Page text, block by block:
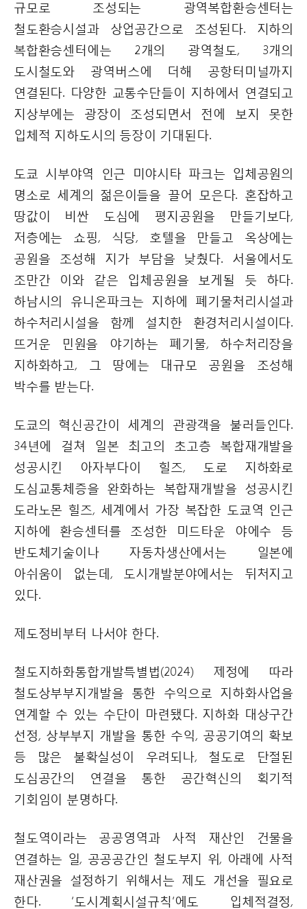
규모로 조성되는 광역복합환승센터는
철도환승시설과 상업공간으로 조성된다. 지하의
복합환승센터에는 2개의 광역철도, 3개의
도시철도와 광역버스에 더해 공항터미널까지
연결된다. 다양한 교통수단들이 지하에서 연결되고
지상부에는 광장이 조성되면서 전에 보지 못한
입체적 지하도시의 등장이 기대된다.
도쿄 시부야역 인근 미야시타 파크는 입체공원의
명소로 세계의 젊은이들을 끌어 모은다. 혼잡하고
땅값이 비싼 도심에 평지공원을 만들기보다,
저층에는 쇼핑, 식당, 호텔을 만들고 옥상에는
공원을 조성해 지가 부담을 낮췄다. 서울에서도
조만간 이와 같은 입체공원을 보게될 듯 하다.
하남시의 유니온파크는 지하에 폐기물처리시설과
하수처리시설을 함께 설치한 환경처리시설이다.
뜨거운 민원을 야기하는 폐기물, 하수처리장을
지하화하고, 그 땅에는 대규모 공원을 조성해
박수를 받는다.
도쿄의 혁신공간이 세계의 관광객을 불러들인다.
34년에 걸쳐 일본 최고의 초고층 복합재개발을
성공시킨 아자부다이 힐즈, 도로 지하화로
도심교통체증을 완화하는 복합재개발을 성공시킨
도라노몬 힐즈, 세계에서 가장 복잡한 도쿄역 인근
지하에 환승센터를 조성한 미드타운 야에수 등
반도체기술이나 자동차생산에서는 일본에
아쉬움이 없는데, 도시개발분야에서는 뒤처지고
있다.
제도정비부터 나서야 한다.
철도지하화통합개발특별법(2024) 제정에 따라
철도상부부지개발을 통한 수익으로 지하화사업을
연계할 수 있는 수단이 마련됐다. 지하화 대상구간
선정, 상부부지 개발을 통한 수익, 공공기여의 확보
등 많은 불확실성이 우려되나, 철도로 단절된
도심공간의 연결을 통한 공간혁신의 획기적
기회임이 분명하다.
철도역이라는 공공영역과 사적 재산인 건물을
연결하는 일, 공공공간인 철도부지 위, 아래에 사적
재산권을 설정하기 위해서는 제도 개선을 필요로
한다. ‘도시계획시설규칙’에도 입체적결정,